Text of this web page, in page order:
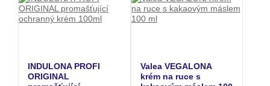
INDULONA PROFI
ORIGINAL
Valea VEGALONA
krém na ruce s